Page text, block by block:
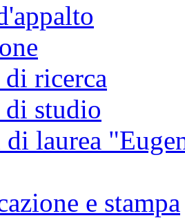
di ricerca
di studio
di laurea
e stampa